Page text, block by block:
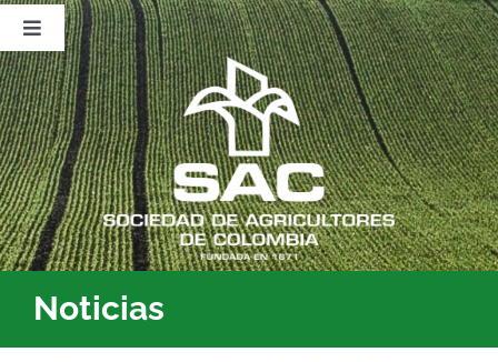
Saltar
contenido
Toggle
Navigation
Nosotros
Publicaciones
Sala de Prensa
Eventos
Noticias